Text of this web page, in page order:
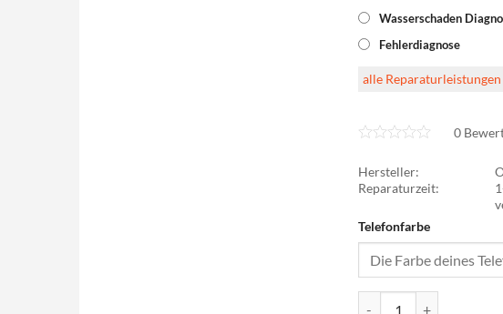
Wasserschaden
Fehlerdiagnose
alle Reparaturleistungen
0
Hersteller:
Reparaturzeit:
Telefonfarbe